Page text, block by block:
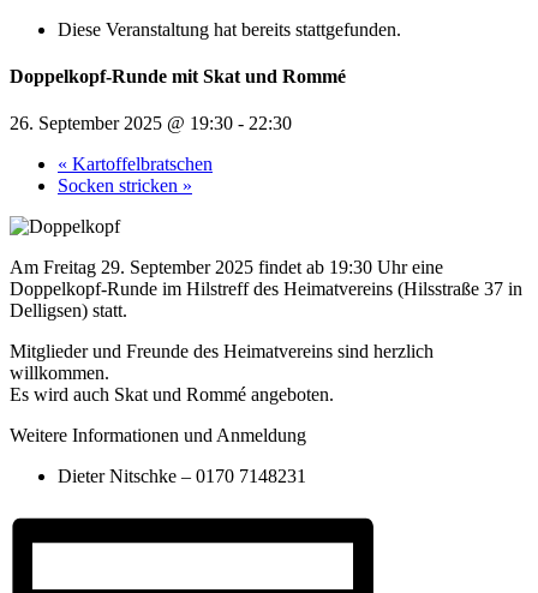
Diese Veranstaltung hat bereits stattgefunden.
Doppelkopf-Runde mit Skat und Rommé
26. September 2025 @ 19:30 - 22:30
« Kartoffelbratschen
Socken stricken »
Am Freitag 29. September 2025 findet ab 19:30 Uhr eine
Doppelkopf-Runde im Hilstreff des Heimatvereins (Hilsstraße 37 in
Delligsen) statt.
Mitglieder und Freunde des Heimatvereins sind herzlich
willkommen.
Es wird auch Skat und Rommé angeboten.
Weitere Informationen und Anmeldung
Dieter Nitschke – 0170 7148231